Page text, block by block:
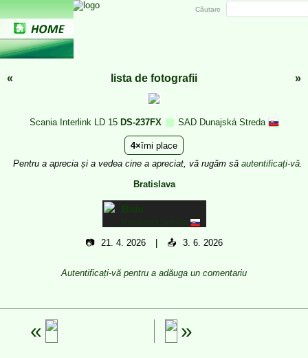
« lista de fotografii »
Scania Interlink LD 15 DS-237FX SAD Dunajská Streda
4 îmi place
Pentru a aprecia și a vedea cine a apreciat, vă rugăm să autentificați-vă.
Bratislava
Balu
Rimavska Sobota
📷 21. 4. 2026 📤 3. 6. 2026
Autentificați-vă pentru a adăuga un comentariu
Căutare